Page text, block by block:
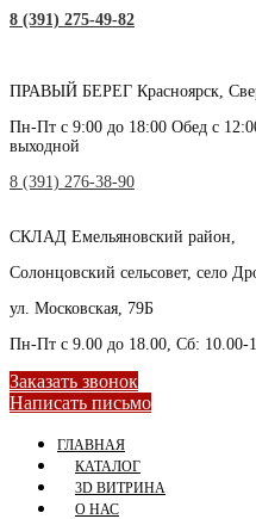
8 (391) 275-49-82
ПРАВЫЙ БЕРЕГ Красноярск,
Пн-Пт с 9:00 до 18:00 Обед с
выходной
8 (391) 276-38-90
СКЛАД Емельяновский район,
Солонцовский сельсовет, село
ул. Московская, 79Б
Пн-Пт с 9.00 до 18.00, Сб: 10.00-
Заказать звонок
Написать письмо
ГЛАВНАЯ
КАТАЛОГ
3D ВИТРИНА
О НАС